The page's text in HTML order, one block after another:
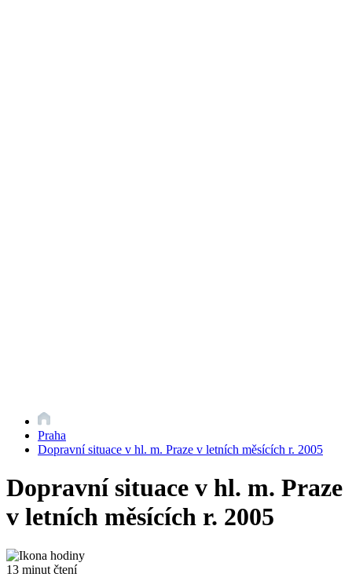
Praha
Dopravní situace v hl. m. Praze v letních měsících r. 2005
Dopravní situace v hl. m. Praze
v letních měsících r. 2005
13 minut čtení